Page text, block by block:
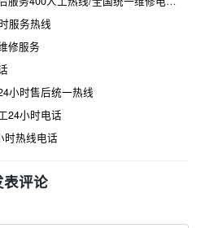
服务热线
修服务
小时售后统一热线
24小时电话
时热线电话
表评论